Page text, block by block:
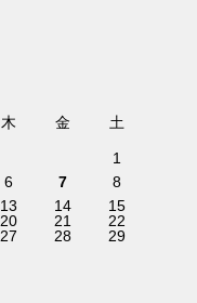
木 金 土
1
6 7
8
13 14
15
20 21
22
27 28
29